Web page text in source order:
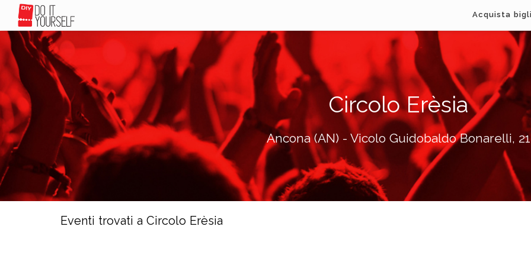
Acquista
Circolo Erèsia
Ancona (AN) - Vicolo Guidobaldo Bonarelli, 21
Eventi trovati a Circolo Erèsia